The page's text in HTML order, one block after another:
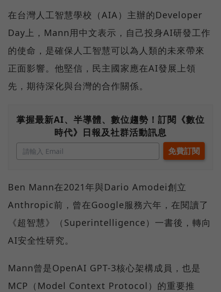
在台灣人工智慧學校（AIA）主辦的Developer
Day上，Mann用中文表示，自己投身AI研發工作
的使命，是確保人工智慧可以為人類的未來帶來
正面影響。他堅信，民主國家應在AI發展上領
先，期待深化與台灣的合作關係。
掌握最新AI、半導體、數位趨勢！訂閱《數位
時代》日報及社群活動訊息
Ben Mann在2021年與Dario Amodei創立
Anthropic前，曾在Google服務六年，在閱讀了
《超智慧》（Superintelligence）一書後，轉向
AI安全性研究。
Mann曾是OpenAI GPT-3核心架構成員，也是
MCP（Model Context Protocol）的重要推